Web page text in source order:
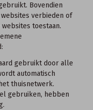
Bovendien
verbieden of
toestaan.
gebruikt door alle
automatisch
thuisnetwerk.
gebruiken, hebben